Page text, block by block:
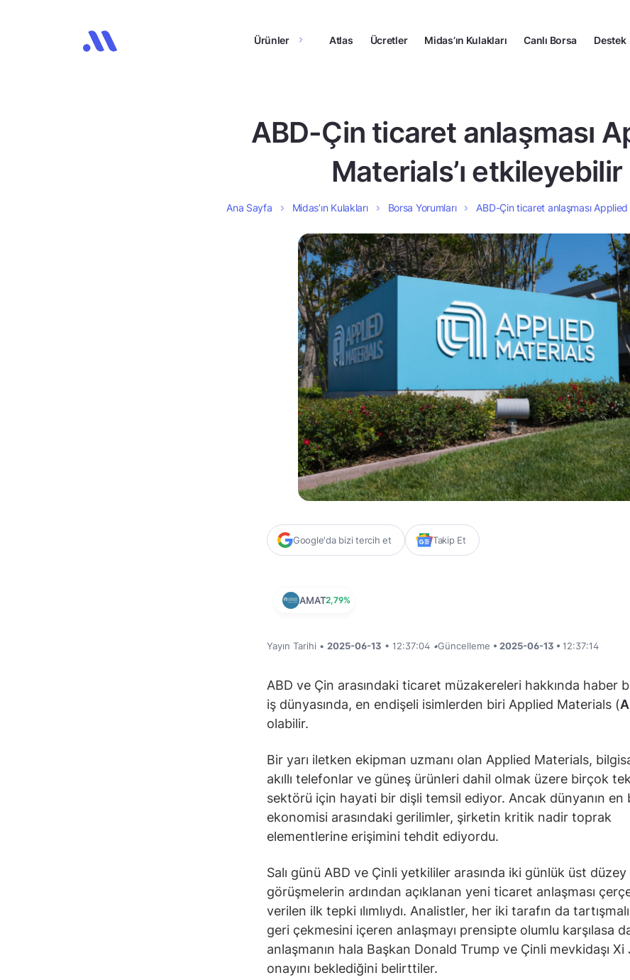
Ürünler Atlas Ücretler Midas’ın Kulakları Canlı Borsa Destek
ABD-Çin ticaret anlaşması
Materials’ı etkileyebilir
Ana Sayfa Midas’ın Kulakları Borsa Yorumları ABD-Çin ticaret anlaşması Applied
Google'da bizi tercih et Takip Et
AMAT2,79%
Yayın Tarihi • 2025-06-13 • 12:37:04 •Güncelleme • 2025-06-13 • 12:37:14
ABD ve Çin arasındaki ticaret müzakereleri hakkında haber
iş dünyasında, en endişeli isimlerden biri Applied Materials (
olabilir.
Bir yarı iletken ekipman uzmanı olan Applied Materials,
akıllı telefonlar ve güneş ürünleri dahil olmak üzere birçok
sektörü için hayati bir dişli temsil ediyor. Ancak dünyanın en
ekonomisi arasındaki gerilimler, şirketin kritik nadir toprak
elementlerine erişimini tehdit ediyordu.
Salı günü ABD ve Çinli yetkililer arasında iki günlük üst düzey
görüşmelerin ardından açıklanan yeni ticaret anlaşması
verilen ilk tepki ılımlıydı. Analistler, her iki tarafın da
geri çekmesini içeren anlaşmayı prensipte olumlu karşılasa
anlaşmanın hala Başkan Donald Trump ve Çinli mevkidaşı Xi
onayını beklediğini belirttiler.